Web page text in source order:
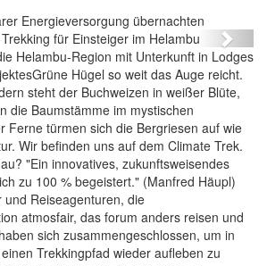
Energieversorgung übernachten
Next
Helambu-Region mit Unterkunft in Lodges
Hügel so weit das Auge reicht.
steht der Buchweizen in weißer Blüte,
die Baumstämme im mystischen
Ferne türmen sich die Bergriesen auf wie
Wir befinden uns auf dem Climate Trek.
"Ein innovatives, zukunftsweisendes
zu 100 % begeistert." (Manfred Häupl)
und Reiseagenturen, die
atmosfair, das forum anders reisen und
sich zusammengeschlossen, um in
Trekkingpfad wieder aufleben zu